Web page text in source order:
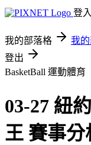
登入
我的部落格 我
登出
BasketBall 運動體育
03-27 紐
王 賽事分